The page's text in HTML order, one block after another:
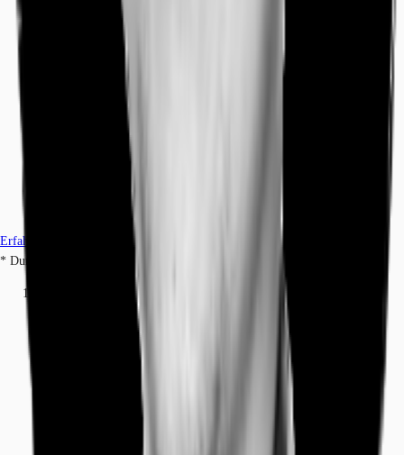
Erfahren Sie mehr
* Durchschnittspreis auf Grundlage historischer Transaktionen.